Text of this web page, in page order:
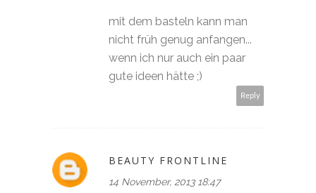
mit dem basteln kann man
nicht früh genug anfangen...
wenn ich nur auch ein paar
gute ideen hätte ;)
Reply
BEAUTY FRONTLINE
14 November, 2013 18:47